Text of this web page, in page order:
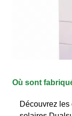
Où sont
Découvrez